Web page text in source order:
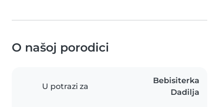
O našoj porodici
U potrazi za
Bebisiterka
Dadilja